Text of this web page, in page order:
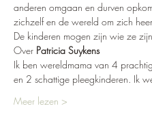
anderen omgaan en durven
zichzelf en de wereld om zich
De kinderen mogen zijn wie ze
Over Patricia Suykens
Ik ben wereldmama van 4
en 2 schattige pleegkinderen. Ik
Meer lezen >